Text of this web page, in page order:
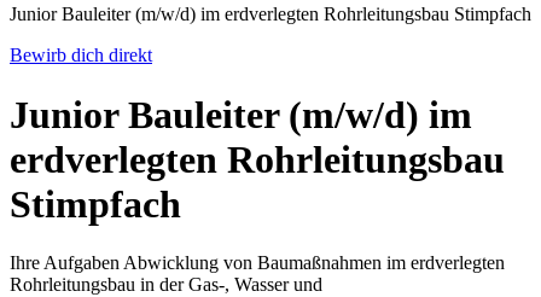
Junior Bauleiter (m/w/d) im erdverlegten Rohrleitungsbau Stimpfach
Bewirb dich direkt
Junior Bauleiter (m/w/d) im
erdverlegten Rohrleitungsbau
Stimpfach
Ihre Aufgaben Abwicklung von Baumaßnahmen im erdverlegten
Rohrleitungsbau in der Gas-, Wasser und